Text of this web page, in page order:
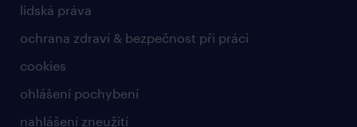
lidská práva
ochrana zdraví & bezpečnost při práci
cookies
ohlášení pochybení
nahlášení zneužití